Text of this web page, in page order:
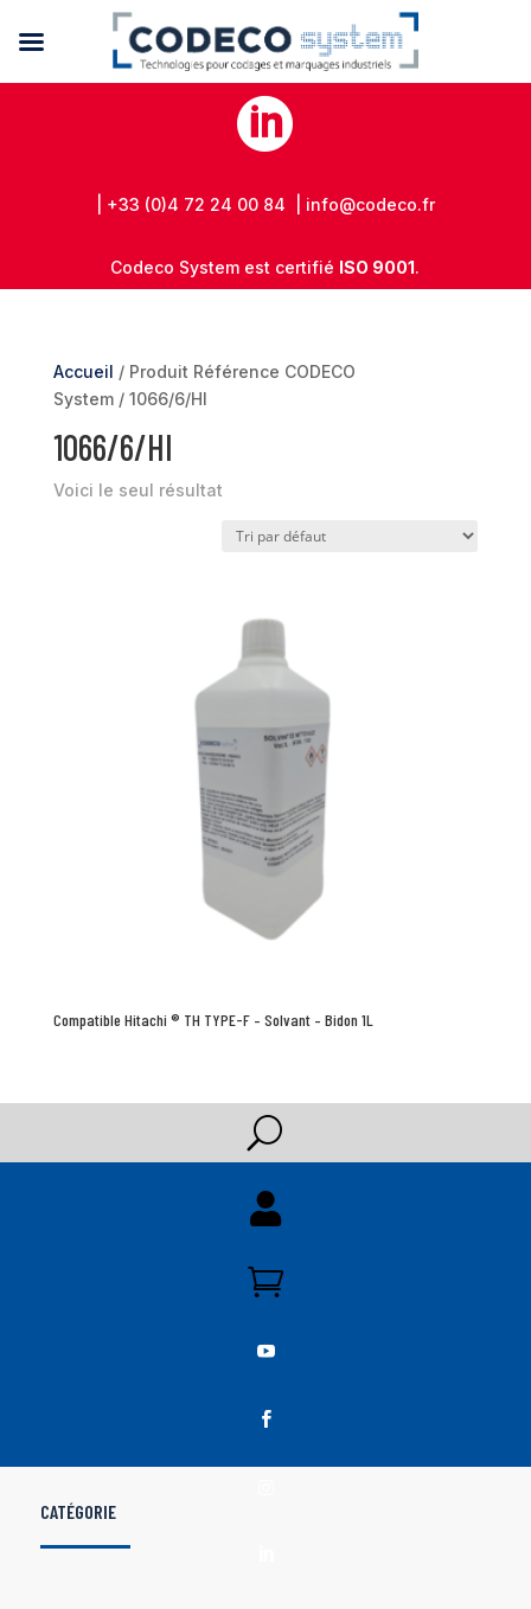

| +33 (0)4 72 24 00 84 | info@codeco.fr
Codeco System est certifié ISO 9001.
Accueil / Produit Référence CODECO
System / 1066/6/HI
1066/6/HI
Voici le seul résultat
Compatible Hitachi ® TH TYPE-F – Solvant – Bidon 1L
U




CATÉGORIE